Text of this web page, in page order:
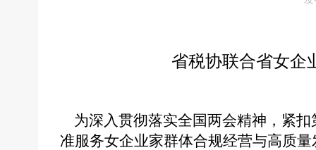
省税协联合省女企
为深入贯彻落实全国两会精神，紧扣
准服务女企业家群体合规经营与高质